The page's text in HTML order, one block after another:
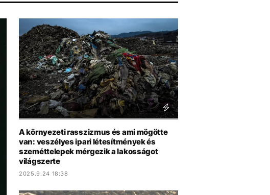
A környezeti rasszizmus és ami mögötte
van: veszélyes ipari létesítmények és
szeméttelepek mérgezik a lakosságot
világszerte
2025.9.24 18:38